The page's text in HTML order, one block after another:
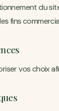
du
fins
vos choix